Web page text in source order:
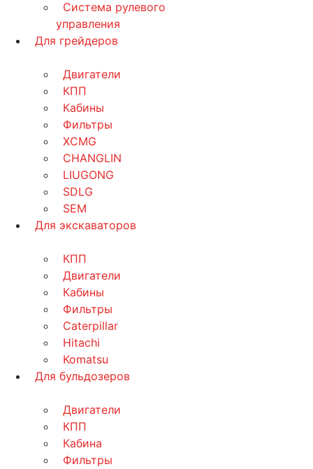
Система рулевого
управления
Для грейдеров
Двигатели
КПП
Кабины
Фильтры
XCMG
CHANGLIN
LIUGONG
SDLG
SEM
Для экскаваторов
КПП
Двигатели
Кабины
Фильтры
Caterpillar
Hitachi
Komatsu
Для бульдозеров
Двигатели
КПП
Кабина
Фильтры